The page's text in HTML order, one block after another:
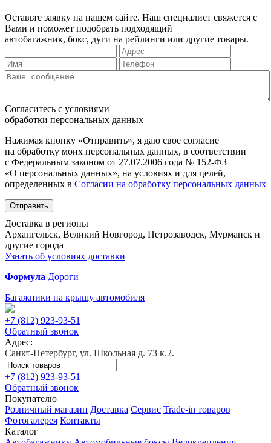
Оставьте заявку на нашем сайте. Наш специалист свяжется с
Вами и поможет подобрать подходящий
автобагажник, бокс, дуги на рейлинги или другие товары.
Согласитесь с условиями
обработки персональных данных
Нажимая кнопку «Отправить», я даю свое согласие
на обработку моих персональных данных, в соответствии
с Федеральным законом от 27.07.2006 года № 152-ФЗ
«О персональных данных», на условиях и для целей,
определенных в Согласии на обработку персональных данных
Отправить
Доставка в регионы
Архангельск, Великий Новгород, Петрозаводск, Мурманск и
другие города
Узнать об условиях доставки
Формула Дороги
Багажники на крышу автомобиля
+7 (812) 923-93-51
Обратный звонок
Адрес:
Санкт-Петербург, ул. Школьная д. 73 к.2.
+7 (812) 923-93-51
Обратный звонок
Покупателю
Розничный магазин Доставка Сервис Trade-in товаров
Фотогалерея Контакты
Каталог